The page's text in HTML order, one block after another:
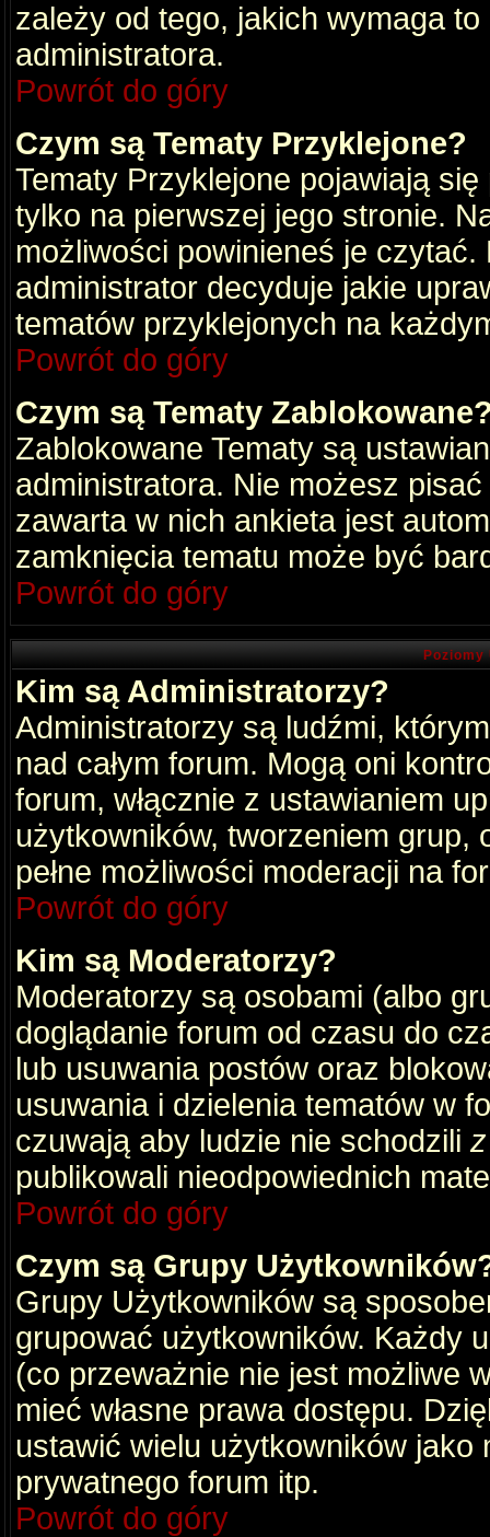
zależy od tego, jakich wymaga
administratora.
Powrót do góry
Czym są Tematy Przyklejone?
Tematy Przyklejone pojawiają
tylko na pierwszej jego stronie.
możliwości powinieneś je czytać.
administrator decyduje jakie
tematów przyklejonych na
Powrót do góry
Czym są Tematy
Zablokowane Tematy są
administratora. Nie możesz
zawarta w nich ankieta jest
zamknięcia tematu może być
Powrót do góry
Kim są Administratorzy?
Administratorzy są ludźmi,
nad całym forum. Mogą oni
forum, włącznie z ustawianiem
użytkowników, tworzeniem grup,
pełne możliwości moderacji na
Powrót do góry
Kim są Moderatorzy?
Moderatorzy są osobami (albo
doglądanie forum od czasu do
lub usuwania postów oraz
usuwania i dzielenia tematów w
czuwają aby ludzie nie schodzili
publikowali nieodpowiednich
Powrót do góry
Czym są Grupy
Grupy Użytkowników są
grupować użytkowników. Każdy
(co przeważnie nie jest możliwe
mieć własne prawa dostępu.
ustawić wielu użytkowników
prywatnego forum itp.
Powrót do góry